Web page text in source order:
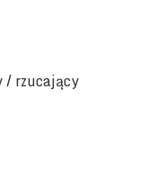
/ rzucający